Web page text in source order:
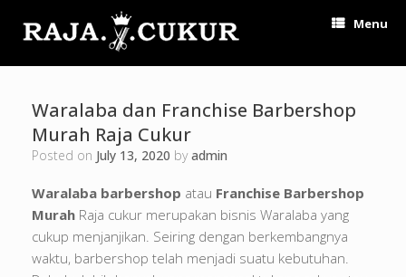
Menu
Waralaba dan Franchise Barbershop
Murah Raja Cukur
Posted on July 13, 2020 byadmin
Waralaba barbershop atau Franchise Barbershop
Murah Raja cukur merupakan bisnis Waralaba yang
cukup menjanjikan. Seiring dengan berkembangnya
waktu, barbershop telah menjadi suatu kebutuhan.